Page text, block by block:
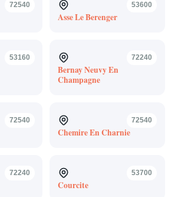
72540 53600
Asse Le Berenger
53160 72240
Bernay Neuvy En
Champagne
72540 72540
Chemire En Charnie
72240 53700
Courcite